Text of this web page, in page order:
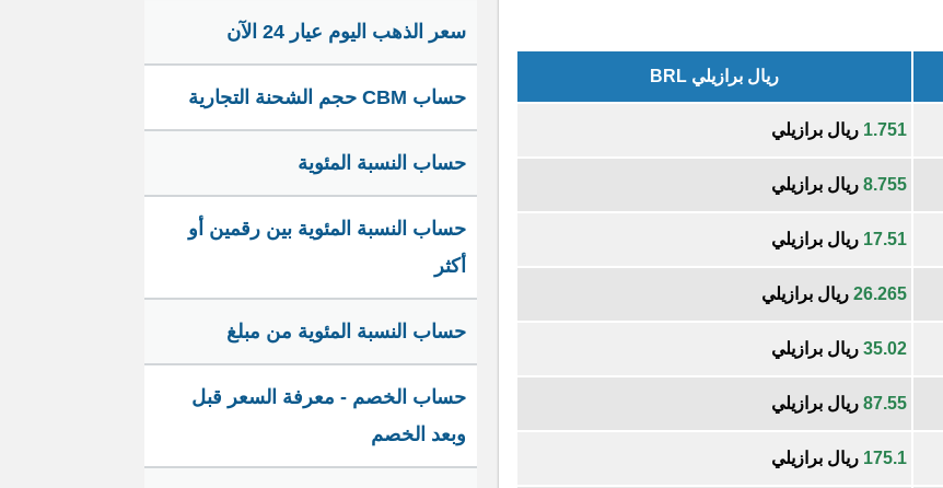
ريال برازيلي BRL
1.751 ريال برازيلي
8.755 ريال برازيلي
17.51 ريال برازيلي
26.265 ريال برازيلي
35.02 ريال برازيلي
87.55 ريال برازيلي
175.1 ريال برازيلي
سعر الذهب اليوم عيار 24 الآن
حساب CBM حجم الشحنة التجارية
حساب النسبة المئوية
حساب النسبة المئوية بين رقمين أو
أكثر
حساب النسبة المئوية من مبلغ
حساب الخصم - معرفة السعر قبل
وبعد الخصم